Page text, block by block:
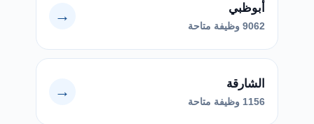
أبوظبي
9062 وظيفة متاحة
→
الشارقة
1156 وظيفة متاحة
→